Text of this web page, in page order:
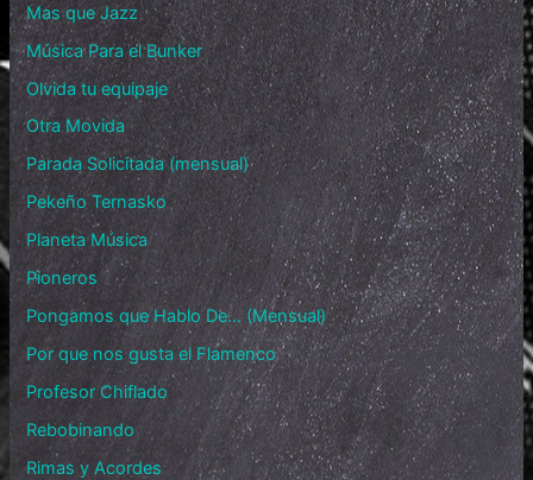
Mas que Jazz
Música Para el Bunker
Olvida tu equipaje
Otra Movida
Parada Solicitada (mensual)
Pekeño Ternasko
Planeta Música
Pioneros
Pongamos que Hablo De… (Mensual)
Por que nos gusta el Flamenco
Profesor Chiflado
Rebobinando
Rimas y Acordes